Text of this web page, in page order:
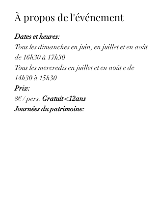
À propos de l'événement
Dates et heures:
Tous les dimanches en juin, en juillet et en août
de 16h30 à 17h30
Tous les mercredis en juillet et en août e de
14h30 à 15h30
Prix:
8€ / pers. Gratuit <12ans
Journées du patrimoine: